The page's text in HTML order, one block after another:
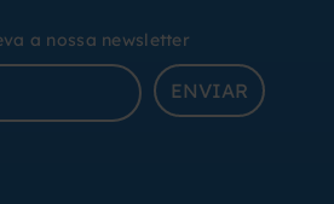
a nossa newsletter
ENVIAR